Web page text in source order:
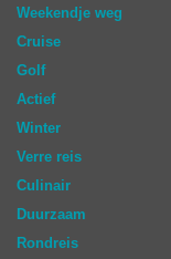
Weekendje weg
Cruise
Golf
Actief
Winter
Verre reis
Culinair
Duurzaam
Rondreis